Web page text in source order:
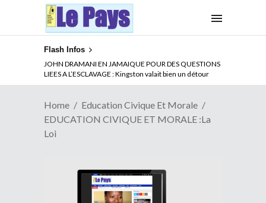
Flash Infos
JOHN DRAMANI EN JAMAIQUE POUR DES QUESTIONS
LIEES A L’ESCLAVAGE : Kingston valait bien un détour
Home
Education Civique Et Morale
EDUCATION CIVIQUE ET MORALE :La
Loi